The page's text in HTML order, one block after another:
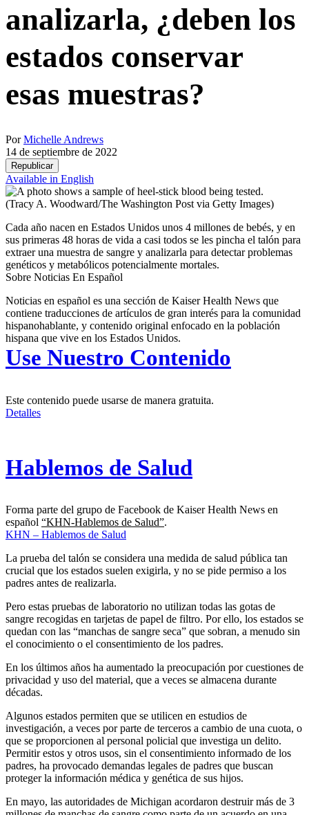
analizarla, ¿deben los
estados conservar
esas muestras?
PorMichelle Andrews
14 de septiembre de 2022
Republicar
Available in English
(Tracy A. Woodward/The Washington Post via Getty Images)
Cada año nacen en Estados Unidos unos 4 millones de bebés, y en
sus primeras 48 horas de vida a casi todos se les pincha el talón para
extraer una muestra de sangre y analizarla para detectar problemas
genéticos y metabólicos potencialmente mortales.
Sobre Noticias En Español
Noticias en español es una sección de Kaiser Health News que
contiene traducciones de artículos de gran interés para la comunidad
hispanohablante, y contenido original enfocado en la población
hispana que vive en los Estados Unidos.
Use Nuestro Contenido
Este contenido puede usarse de manera gratuita.
Detalles
Hablemos de Salud
Forma parte del grupo de Facebook de Kaiser Health News en
español “KHN-Hablemos de Salud”.
KHN – Hablemos de Salud
La prueba del talón se considera una medida de salud pública tan
crucial que los estados suelen exigirla, y no se pide permiso a los
padres antes de realizarla.
Pero estas pruebas de laboratorio no utilizan todas las gotas de
sangre recogidas en tarjetas de papel de filtro. Por ello, los estados se
quedan con las “manchas de sangre seca” que sobran, a menudo sin
el conocimiento o el consentimiento de los padres.
En los últimos años ha aumentado la preocupación por cuestiones de
privacidad y uso del material, que a veces se almacena durante
décadas.
Algunos estados permiten que se utilicen en estudios de
investigación, a veces por parte de terceros a cambio de una cuota, o
que se proporcionen al personal policial que investiga un delito.
Permitir estos y otros usos, sin el consentimiento informado de los
padres, ha provocado demandas legales de padres que buscan
proteger la información médica y genética de sus hijos.
En mayo, las autoridades de Michigan acordaron destruir más de 3